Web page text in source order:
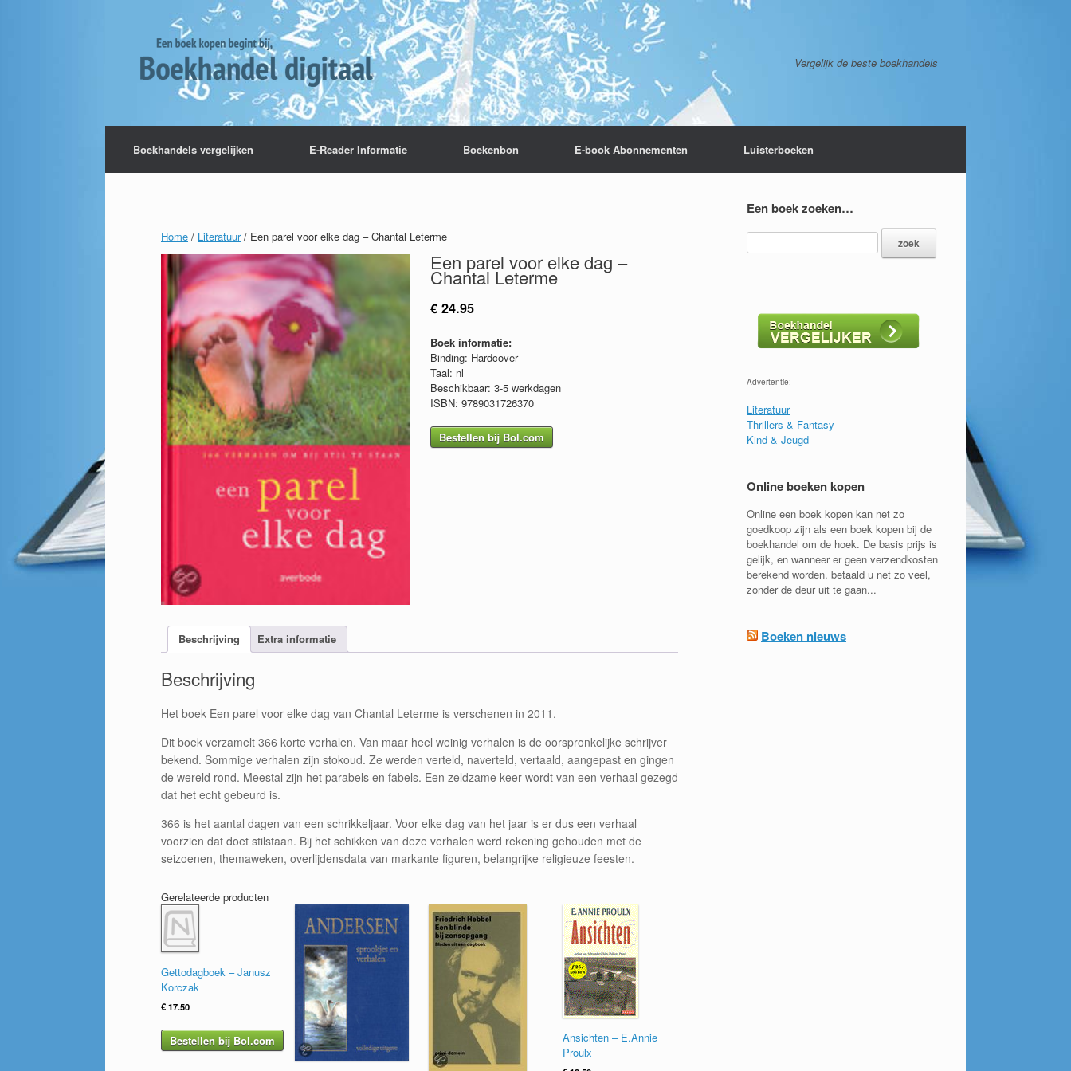
Vergelijk de beste boekhandels
Boekhandels vergelijken E-Reader Informatie Boekenbon E-book Abonnementen Luisterboeken
Home / Literatuur/ Een parel voor elke dag – Chantal Leterme
Een parel voor elke dag –
Chantal Leterme
€ 24.95
Boek informatie:
Binding: Hardcover
Taal: nl
Beschikbaar: 3-5 werkdagen
ISBN: 9789031726370
Bestellen bij Bol.com
Beschrijving Extra informatie
Beschrijving
Het boek Een parel voor elke dag van Chantal Leterme is verschenen in 2011.
Dit boek verzamelt 366 korte verhalen. Van maar heel weinig verhalen is de oorspronkelijke schrijver
bekend. Sommige verhalen zijn stokoud. Ze werden verteld, naverteld, vertaald, aangepast en gingen
de wereld rond. Meestal zijn het parabels en fabels. Een zeldzame keer wordt van een verhaal gezegd
dat het echt gebeurd is.
366 is het aantal dagen van een schrikkeljaar. Voor elke dag van het jaar is er dus een verhaal
voorzien dat doet stilstaan. Bij het schikken van deze verhalen werd rekening gehouden met de
seizoenen, themaweken, overlijdensdata van markante figuren, belangrijke religieuze feesten.
Gerelateerde producten
Gettodagboek – Janusz
Korczak
€17.50
Bestellen bij Bol.com
Ansichten – E.Annie
Proulx
Een boek zoeken…
Advertentie:
Literatuur
Thrillers & Fantasy
Kind & Jeugd
Online boeken kopen
Online een boek kopen kan net zo
goedkoop zijn als een boek kopen bij de
boekhandel om de hoek. De basis prijs is
gelijk, en wanneer er geen verzendkosten
berekend worden. betaald u net zo veel,
zonder de deur uit te gaan...
Boeken nieuws